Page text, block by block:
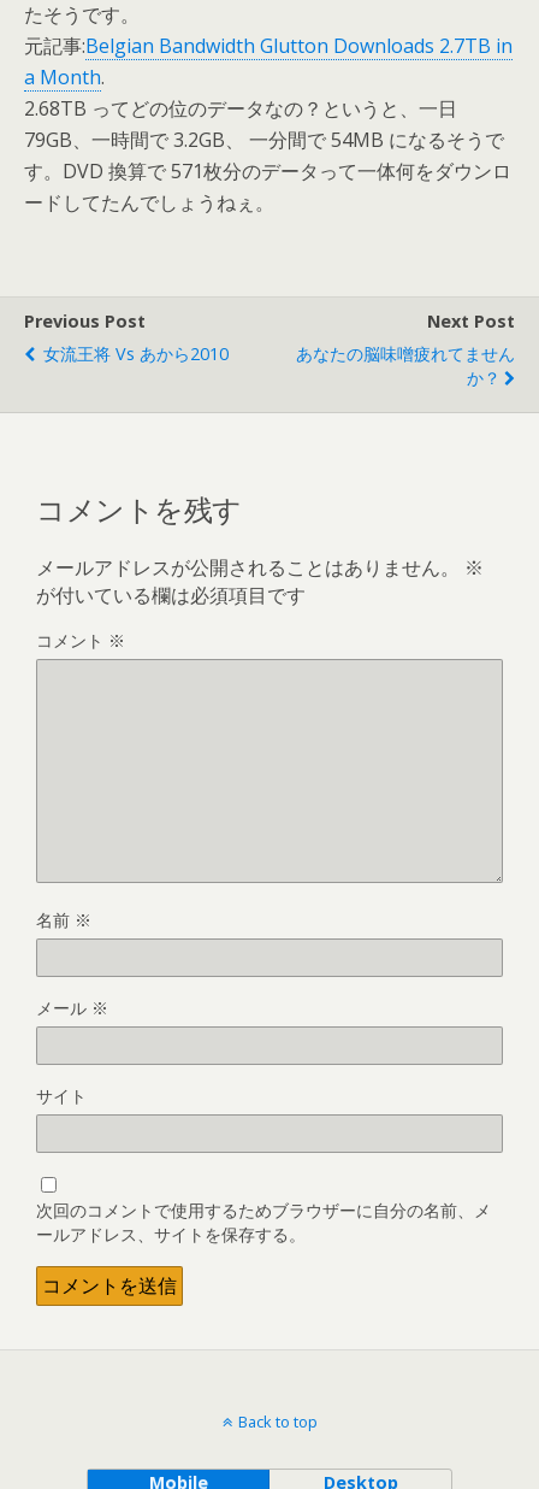
たそうです。
元記事:Belgian Bandwidth Glutton Downloads 2.7TB in
a Month.
2.68TB ってどの位のデータなの？というと、一日
79GB、一時間で 3.2GB、 一分間で 54MB になるそうで
す。DVD 換算で 571枚分のデータって一体何をダウンロ
ードしてたんでしょうねぇ。
Previous Post
女流王将 Vs あから2010
Next Post
あなたの脳味噌疲れてません
か？
コメントを残す
メールアドレスが公開されることはありません。
※
が付いている欄は必須項目です
コメント ※
名前 ※
メール ※
サイト
次回のコメントで使用するためブラウザーに自分の名前、メ
ールアドレス、サイトを保存する。
Back to top
Mobile Desktop